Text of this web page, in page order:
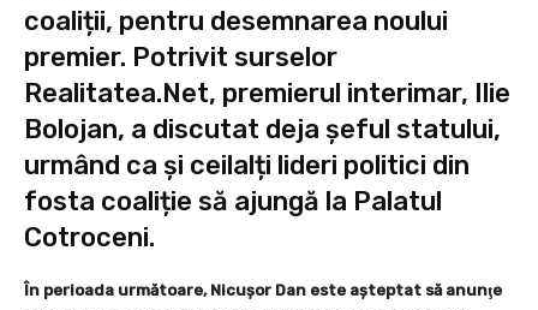
coaliții, pentru desemnarea noului
premier. Potrivit surselor
Realitatea.Net, premierul interimar, Ilie
Bolojan, a discutat deja șeful statului,
urmând ca și ceilalți lideri politici din
fosta coaliție să ajungă la Palatul
Cotroceni.
În perioada următoare, Nicușor Dan este aşteptat să anunţe